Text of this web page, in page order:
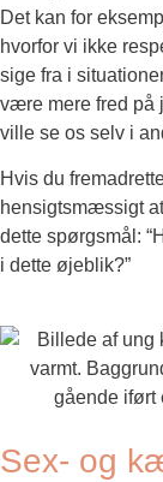
Det kan for
hvorfor vi ikke
sige fra i
være mere fred på
ville se os selv i
Hvis du
hensigtsmæssigt
dette spørgsmål:
i dette øjeblik?”
Sex- og